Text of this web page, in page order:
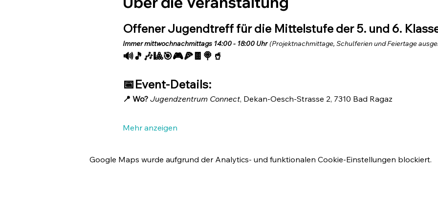
Offener Jugendtreff für die Mittelstufe der 5. und 6.
Immer mittwochnachmittags 14:00 - 18:00 Uhr (Projektnachmittage, Schulferien und Feiertage
🔊🎵🎶🎱🎯🎮🍕🍫🍭🥤
📅Event-Details:
📍 Wo? Jugendzentrum Connect, Dekan-Oesch-Strasse 2, 7310 Bad Ragaz
Mehr anzeigen
Google Maps wurde aufgrund der Analytics- und funktionalen Cookie-Einstellungen blockiert.